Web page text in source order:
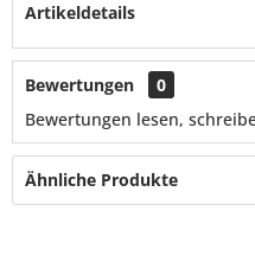
Artikeldetails
Bewertungen
0
Bewertungen lesen,
Ähnliche Produkte